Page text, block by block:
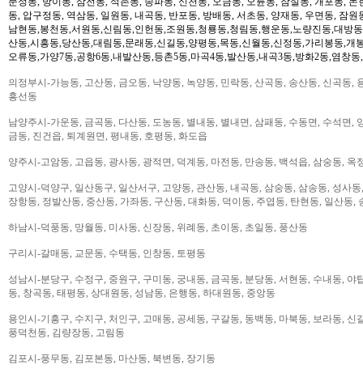
동, 압구정동, 역삼동, 일원동, 내곡동, 반포동, 방배동, 서초동, 양재동, 우면동, 잠원
남현동,봉천동,서원동,신림동,인헌동,조원동,청룡동,청림동,행운동,노량진동,대방
산동,시흥동,당산동,대림동,문래동,신길동,양평동,목동,신월동,신정동,가리봉동,개
오류동,가양7동,공항6동,내발산동,등촌5동,마곡4동,발산동,내곡3동,방화2동,염창동
의정부시-가능동, 고산동, 금오동, 낙양동, 녹양동, 민락동, 산곡동, 송산동, 신곡동,
흥선동
남양주시-가운동, 금곡동, 다산동, 도농동, 별내동, 별내면, 삼패동, 수동면, 수석면,
금동, 진건읍, 퇴계원면, 평내동, 호평동, 화도읍
양주시-고암동, 고읍동, 광사동, 광적면, 덕계동, 마전동, 만송동, 백석읍, 삼숭동, 옥
고양시-덕양구, 일산동구, 일산서구, 고양동, 관산동, 내곡동, 삼숭동, 삼송동, 성사
장항동, 정발산동, 중산동, 가좌동, 구산동, 대화동, 덕이동, 주엽동, 탄현동, 일산동,
하남시-덕풍동, 망월동, 미사동, 신장동, 위례동, 초이동, 초일동, 풍산동
구리시-갈매동, 교문동, 수택동, 인창동, 토평동
성남시-분당구, 수정구, 중원구, 구미동, 궁내동, 금곡동, 분당동, 서현동, 수내동,
동, 창곡동, 태평동, 상대원동, 성남동, 은행동, 하대원동, 중앙동
용인시-기흥구, 수지구, 처인구, 고매동, 공세동, 구갈동, 동백동, 마북동, 보라동,
풍덕천동, 김량장동, 고림동
김포시-풍무동, 김포본동, 마산동, 북변동, 장기동